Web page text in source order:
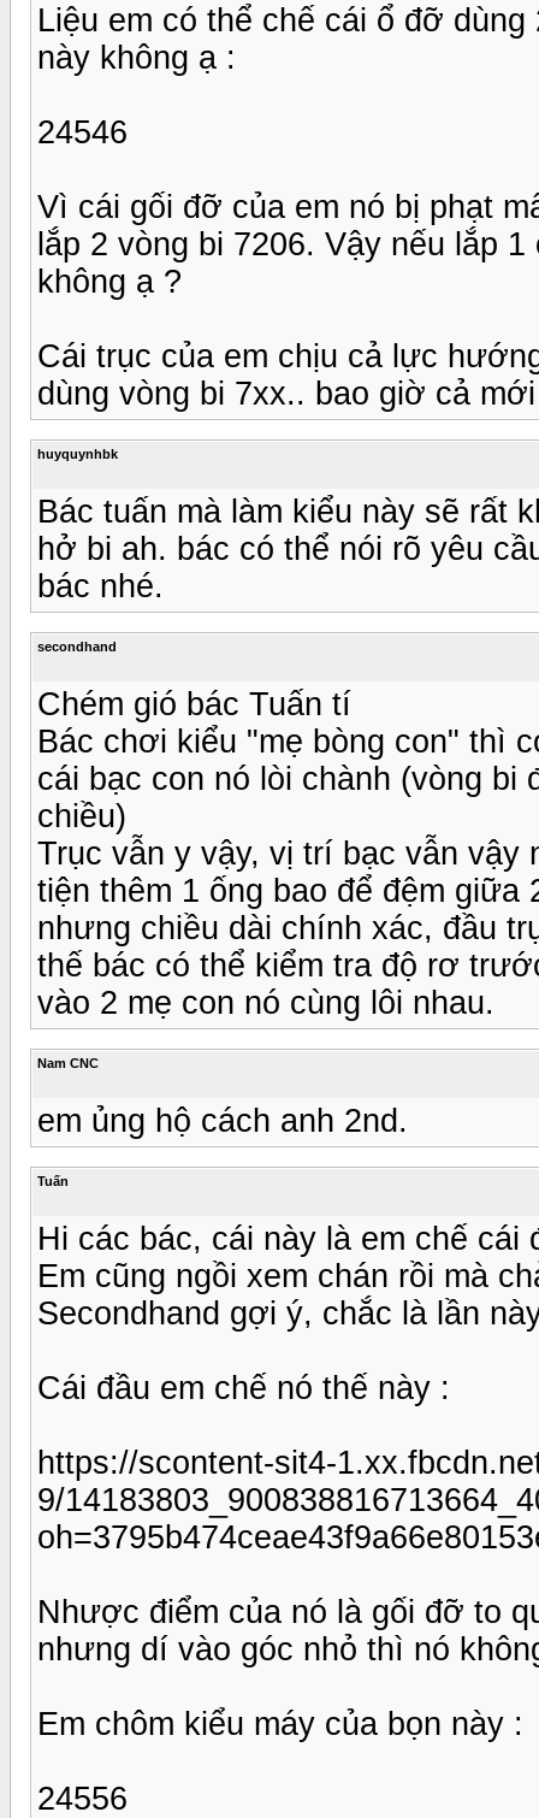
Liệu em có thể chế cái ổ đỡ
này không ạ :
24546
Vì cái gối đỡ của em nó bị phạt
lắp 2 vòng bi 7206. Vậy nếu lắp
không ạ ?
Cái trục của em chịu cả lực
dùng vòng bi 7xx.. bao giờ cả
huyquynhbk
Bác tuấn mà làm kiểu này sẽ rất
hở bi ah. bác có thể nói rõ yêu
bác nhé.
secondhand
Chém gió bác Tuấn tí
Bác chơi kiểu "mẹ bòng con" thì
cái bạc con nó lòi chành (vòng
chiều)
Trục vẫn y vậy, vị trí bạc vẫn
tiện thêm 1 ống bao để đệm
nhưng chiều dài chính xác, đầu
thế bác có thể kiểm tra độ rơ
vào 2 mẹ con nó cùng lôi nhau.
Nam CNC
em ủng hộ cách anh 2nd.
Tuấn
Hi các bác, cái này là em chế cái
Em cũng ngồi xem chán rồi mà
Secondhand gợi ý, chắc là lần
Cái đầu em chế nó thế này :
https://scontent-sit4-
9/
Nhược điểm của nó là gối đỡ to
nhưng dí vào góc nhỏ thì nó
Em chôm kiểu máy của bọn này :
24556